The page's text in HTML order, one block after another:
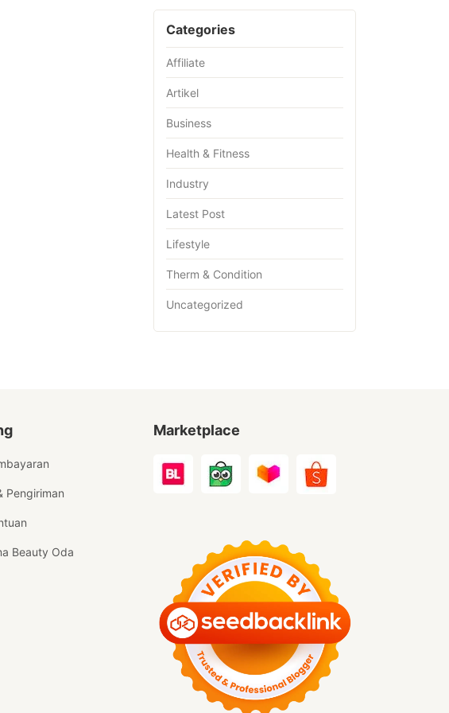
Categories
Affiliate
Artikel
Business
Health & Fitness
Industry
Latest Post
Lifestyle
Therm & Condition
Uncategorized
Pengiriman
Beauty Oda
Marketplace